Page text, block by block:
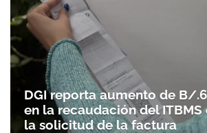
DGI reporta aumento de B/
en la recaudación del ITBMS
la solicitud de la factura